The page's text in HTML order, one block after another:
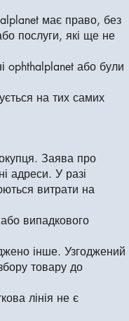
має право, без
послуги, які ще не
ophthalplanet або були
на тих самих
Заява про
адреси. У разі
витрати на
випадкового
інше. Узгоджений
товару до
лінія не є